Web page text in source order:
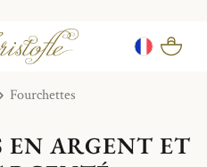
Fourchettes
EN ARGENT ET